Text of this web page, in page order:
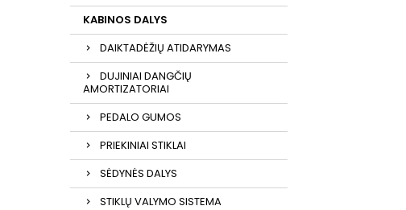
KABINOS DALYS
DAIKTADĖŽIŲ ATIDARYMAS
DUJINIAI DANGČIŲ
AMORTIZATORIAI
PEDALO GUMOS
PRIEKINIAI STIKLAI
SĖDYNĖS DALYS
STIKLŲ VALYMO SISTEMA